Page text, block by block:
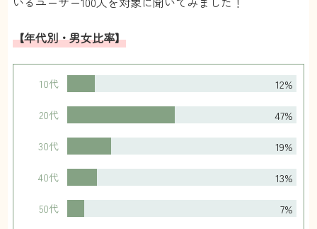
れませんがやっぱり簡単に捨てれるような感じ
がいいですね。
【年代別・男女比率】
12%
10代
47%
20代
19%
30代
13%
40代
7%
50代